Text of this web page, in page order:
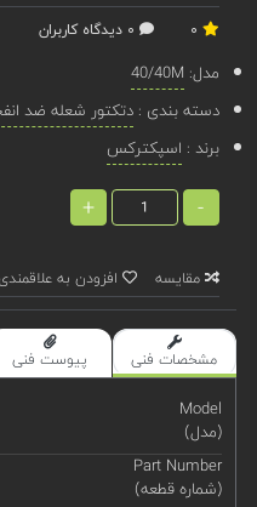
مدل: 40/40M
دسته بندی :دتکتور شعله ضد
برند : اسپکترکس
-
+
مقایسه افزودن به
مشخصات فنی پیوست فنی
Model
(مدل)
Part Number
(شماره قطعه)